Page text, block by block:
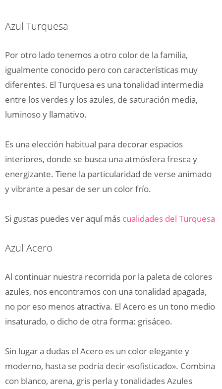
Azul Turquesa
Por otro lado tenemos a otro color de la familia,
igualmente conocido pero con características muy
diferentes. El Turquesa es una tonalidad intermedia
entre los verdes y los azules, de saturación media,
luminoso y llamativo.
Es una elección habitual para decorar espacios
interiores, donde se busca una atmósfera fresca y
energizante. Tiene la particularidad de verse animado
y vibrante a pesar de ser un color frío.
Si gustas puedes ver aquí más cualidades del Turquesa
Azul Acero
Al continuar nuestra recorrida por la paleta de colores
azules, nos encontramos con una tonalidad apagada,
no por eso menos atractiva. El Acero es un tono medio
insaturado, o dicho de otra forma: grisáceo.
Sin lugar a dudas el Acero es un color elegante y
moderno, hasta se podría decir «sofisticado». Combina
con blanco, arena, gris perla y tonalidades Azules